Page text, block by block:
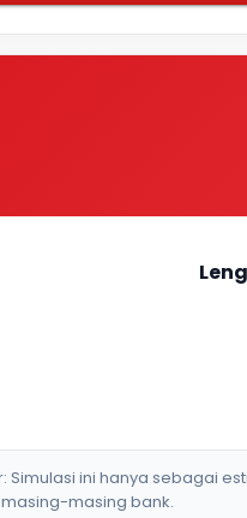
Simulasi ini hanya sebagai
masing bank.